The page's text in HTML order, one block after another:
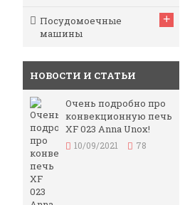
Посудомоечные
машины
+
НОВОСТИ И СТАТЬИ
Очень подробно про
конвекционную печь
XF 023 Anna Unox!
10/09/2021 78